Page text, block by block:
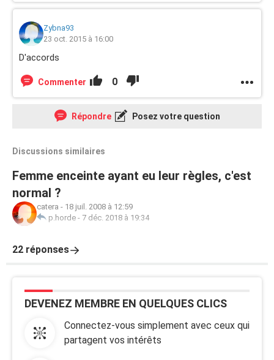
Zybna93
23 oct. 2015 à 16:00
D'accords
Commenter 0
Répondre Posez votre question
Discussions similaires
Femme enceinte ayant eu leur règles, c'est
normal ?
catera - 18 juil. 2008 à 12:59
p.horde - 7 déc. 2018 à 19:34
22 réponses
DEVENEZ MEMBRE EN QUELQUES CLICS
Connectez-vous simplement avec ceux qui
partagent vos intérêts